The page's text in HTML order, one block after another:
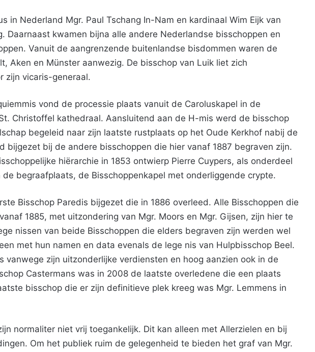
in Nederland Mgr. Paul Tschang In-Nam en kardinaal Wim Eijk van
Daarnaast kwamen bijna alle andere Nederlandse bisschoppen en
Vanuit de aangrenzende buitenlandse bisdommen waren de
Aken en Münster aanwezig. De bisschop van Luik liet zich
zijn vicaris-generaal.
vond de processie plaats vanuit de Caroluskapel in de
Christoffel kathedraal. Aansluitend aan de H-mis werd de bisschop
begeleid naar zijn laatste rustplaats op het Oude Kerkhof nabij de
bijgezet bij de andere bisschoppen die hier vanaf 1887 begraven zijn.
hiërarchie in 1853 ontwierp Pierre Cuypers, als onderdeel
begraafplaats, de Bisschoppenkapel met onderliggende crypte.
Bisschop Paredis bijgezet die in 1886 overleed. Alle Bisschoppen die
1885, met uitzondering van Mgr. Moors en Mgr. Gijsen, zijn hier te
nissen van beide Bisschoppen die elders begraven zijn werden wel
met hun namen en data evenals de lege nis van Hulpbisschop Beel.
vanwege zijn uitzonderlijke verdiensten en hoog aanzien ook in de
Castermans was in 2008 de laatste overledene die een plaats
bisschop die er zijn definitieve plek kreeg was Mgr. Lemmens in
normaliter niet vrij toegankelijk. Dit kan alleen met Allerzielen en bij
Om het publiek ruim de gelegenheid te bieden het graf van Mgr.